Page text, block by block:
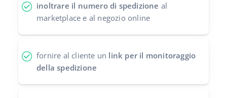
polski
português (BR)
română
inoltrare il numero di spedizione al
marketplace e al negozio online
fornire al cliente un link per il monitoraggio
della spedizione